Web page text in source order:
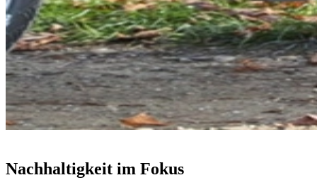
Nachhaltigkeit im Fokus